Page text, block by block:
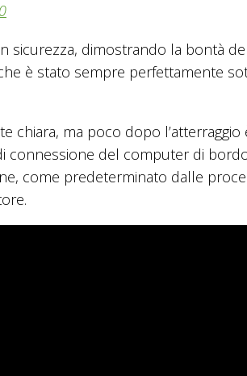
sicurezza, dimostrando la bontà
è stato sempre perfettamente
chiara, ma poco dopo l’atterraggio
del computer di
come predeterminato dalle